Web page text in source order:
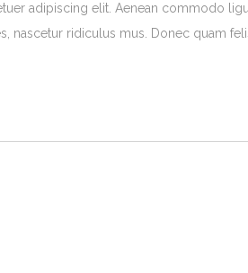
adipiscing elit. Aenean commodo
nascetur ridiculus mus. Donec quam